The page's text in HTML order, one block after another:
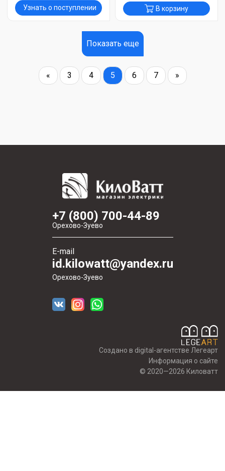
Узнать о поступлении В корзину
Показать еще
« 3 4 5 6 7 »
+7 (800) 700-44-89
Орехово-Зуево
E-mail
id.kilowatt@yandex.ru
Орехово-Зуево
© 2020—2026 Киловатт
Создано в digital-агентстве Легеарт
Информация о сайте